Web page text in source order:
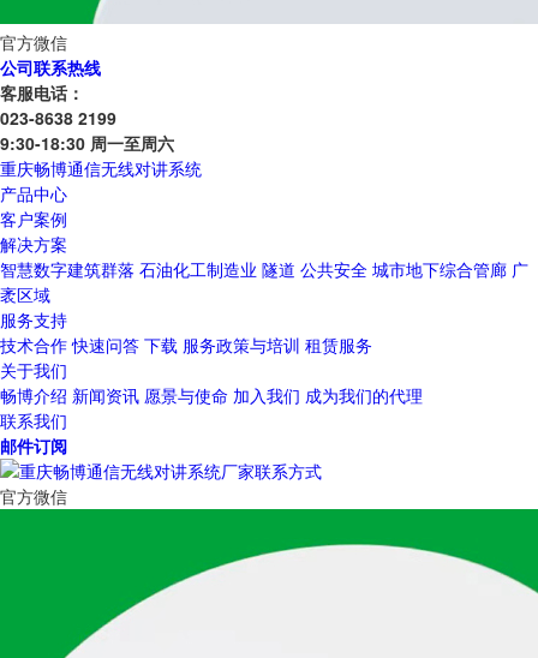
官方微信
公司联系热线
客服电话：
023-8638 2199
9:30-18:30 周一至周六
重庆畅博通信无线对讲系统
产品中心
客户案例
解决方案
智慧数字建筑群落 石油化工制造业 隧道 公共安全 城市地下综合管廊 广
袤区域
服务支持
技术合作 快速问答 下载 服务政策与培训 租赁服务
关于我们
畅博介绍 新闻资讯 愿景与使命 加入我们 成为我们的代理
联系我们
邮件订阅
官方微信